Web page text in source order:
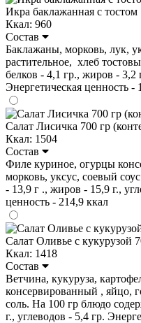
Икра баклажанная с
Ккал: 960
Состав
Баклажаны, морковь, лук,
растительное, хлеб
белков - 4,1 гр., жиров - 3,2
Энергетическая ценность -
Салат Лисичка 700 гр
Ккал: 1504
Состав
Филе куриное, огурцы
морковь, уксус, соевый
- 13,9 г ., жиров - 15,9 г.,
ценность - 214,9 ккал
Салат Оливье с кукурузой
Ккал: 1418
Состав
Ветчина, кукуруза,
консервированный , яйцо,
соль. На 100 гр блюдо
г., углеводов - 5,4 гр.